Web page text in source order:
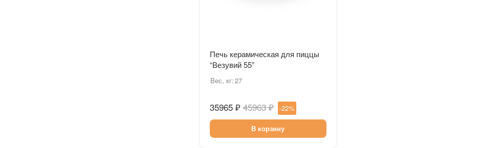
Печь керамическая для пиццы
“Везувий 55”
Вес, кг:27
35965 ₽ 45963 ₽ -22%
В корзину